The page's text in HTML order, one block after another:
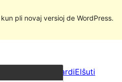
pli novaj versioj de WordPress.
AntaŭrigardiElŝuti